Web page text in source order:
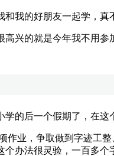
的好朋友一起学，真
的就是今年我不用参
后一个假期了，在这
业，争取做到字迹工整
办法很灵验，一百多个